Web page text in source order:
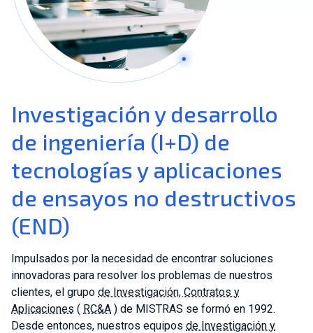
ES
Global
Investigación y desarrollo
de ingeniería (I+D) de
tecnologías y aplicaciones
de ensayos no destructivos
(END)
Impulsados por la necesidad de encontrar soluciones
innovadoras para resolver los problemas de nuestros
clientes, el grupo de Investigación, Contratos y
Aplicaciones ( RC&A ) de MISTRAS se formó en 1992.
Desde entonces, nuestros equipos de Investigación y